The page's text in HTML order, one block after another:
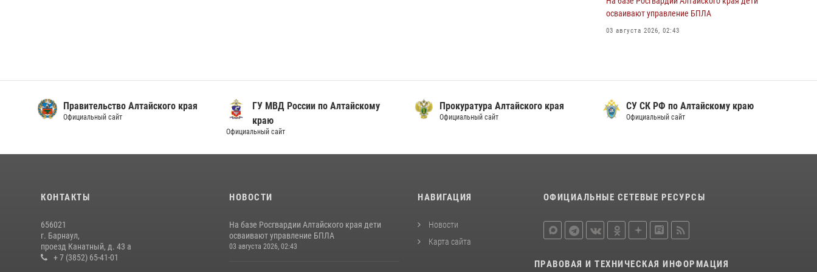
охраны Росгвардии по Алтайскому краю
осваивают управление БПЛА
03 августа 2026, 02:43
Правительство Алтайского края
Официальный сайт
ГУ МВД России по Алтайскому
краю
Официальный сайт
Прокуратура Алтайского края
Официальный сайт
СУ СК РФ по Алтайскому краю
Официальный сайт
КОНТАКТЫ
656021
г. Барнаул,
проезд Канатный, д. 43 а
+ 7 (3852) 65-41-01
НОВОСТИ
На базе Росгвардии Алтайского края дети
осваивают управление БПЛА
03 августа 2026, 02:43
НАВИГАЦИЯ
Новости
Карта сайта
ОФИЦИАЛЬНЫЕ СЕТЕВЫЕ РЕСУРСЫ
ПРАВОВАЯ И ТЕХНИЧЕСКАЯ ИНФОРМАЦИЯ